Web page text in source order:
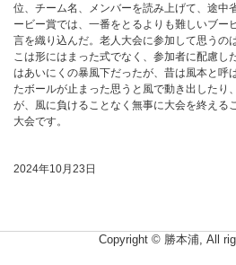
位、チーム名、メンバーを読み上げて、途中
ービー賞では、一番をとるよりも難しいブー
言を織り込んだ。老人大会に参加して思うの
こは形にはまった式でなく、参加者に配慮し
はあいにくの暴風下だったが、昔は風本と呼
たボールが止まった思うと風で動き出したり
が、風に負けることなく無事に大会を終える
大会です。
2024年10月23日
Copyright © 勝本浦, All